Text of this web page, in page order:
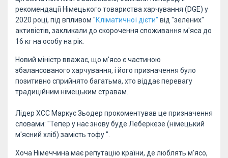
рекомендації Німецького товариства харчування (DGE) у
2020 році, під впливом "Кліматичної дієти" від "зелених"
активістів, закликали до скорочення споживання м'яса до
16 кг на особу на рік.
Новий міністр вважає, що м'ясо є частиною
збалансованого харчування, і його призначення було
позитивно сприйнято багатьма, хто віддає перевагу
традиційним німецьким стравам.
Лідер ХСС Маркус Зьодер прокоментував це призначення
словами: "Тепер у нас знову буде Леберкезе (німецький
м'ясний хліб) замість тофу ".
Хоча Німеччина має репутацію країни, де люблять м'ясо,